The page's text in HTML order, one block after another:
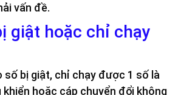
vấn đề.
giật hoặc chỉ chạy
số bị giật, chỉ chạy được 1 số là
hoặc cáp chuyển đổi không